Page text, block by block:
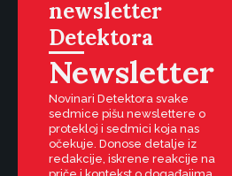
newsletter
Detektora
Newsletter
Novinari Detektora svake
sedmice pišu newslettere o
protekloj i sedmici koja nas
očekuje. Donose detalje iz
redakcije, iskrene reakcije na